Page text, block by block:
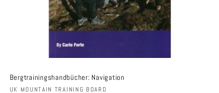
Bergtrainingshandbücher: Navigation
Anbieter:
UK MOUNTAIN TRAINING BOARD